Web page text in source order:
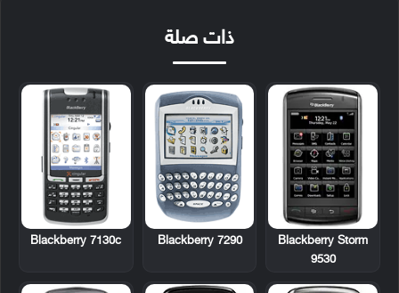
ذات صلة
Blackberry Storm
9530
Blackberry 7290
Blackberry 7130c